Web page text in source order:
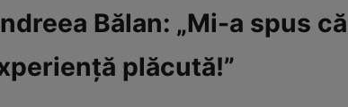
Bălan: „Mi-a spus
plăcută!”